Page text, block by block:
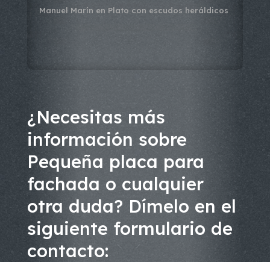
Manuel Marín en Plato con escudos heráldicos
¿Necesitas más
información sobre
Pequeña placa para
fachada o cualquier
otra duda? Dímelo en el
siguiente formulario de
contacto: